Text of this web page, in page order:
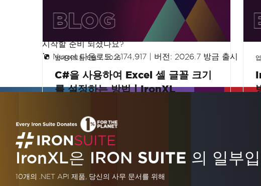
업데이트됨6월 7, 2026
C#을 사용하여 Excel 셀 글꼴 크기
를 설정하는 방법 | IronXL
셀에서 공백을 프로그래밍 방식으로 제거하는
방법을 알아보세요. 이 튜토리얼은 Excel 데이
터를 효율적으로 정리하여 데이터 처리 기능
을 향상시키는 단계별 가이드를 제공합니다.
더 읽어보기
시작할 준비 되셨나요?
Nuget 다운로드 2,174,917
버전: 2026.7 방금 출시
IronXL은 IRON SUITE 의 일부
10개의 .NET API 제품, 당신의 사무 문서를 위해